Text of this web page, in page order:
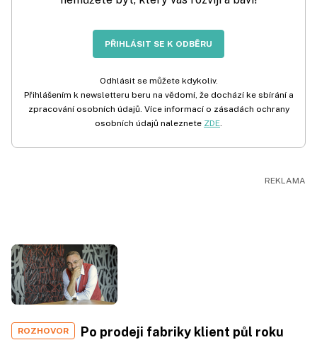
PŘIHLÁSIT SE K ODBĚRU
Odhlásit se můžete kdykoliv.
Přihlášením k newsletteru beru na vědomí, že dochází ke sbírání a
zpracování osobních údajů. Více informací o zásadách ochrany
osobních údajů naleznete ZDE.
ROZHOVOR
Po prodeji fabriky klient půl roku